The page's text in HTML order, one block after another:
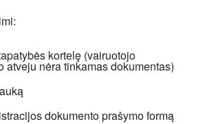
kortelę (vairuotojo
atveju nėra tinkamas dokumentas)
dokumento prašymo formą